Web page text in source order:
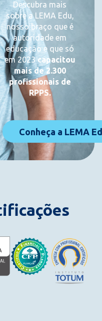
Descubra mais
sobre a LEMA Edu,
nosso braço que é
autoridade em
educação e que só
em 2023capacitou
mais de 2.300
profissionais de
RPPS.
Conheça a LEMA